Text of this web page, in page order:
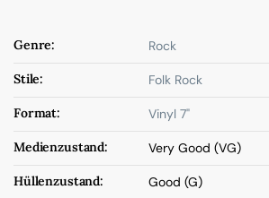
Genre: Rock
Stile: Folk Rock
Format: Vinyl 7"
Medienzustand: Very Good (VG)
Hüllenzustand: Good (G)